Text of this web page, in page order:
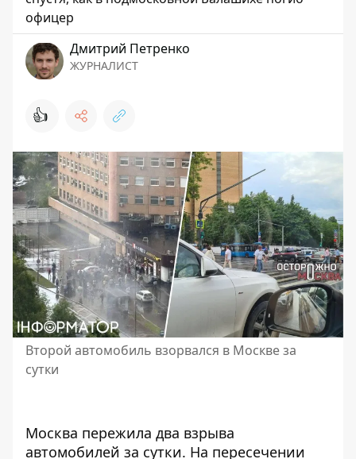
офицер
Дмитрий Петренко
ЖУРНАЛИСТ
👍
Второй автомобиль взорвался в Москве за
сутки
Москва пережила два взрыва
автомобилей за сутки. На пересечении